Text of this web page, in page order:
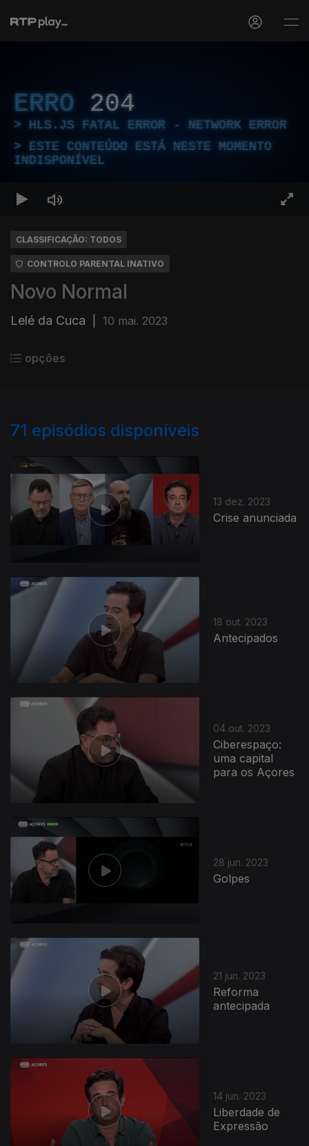
ERRO 204
HLS.JS FATAL ERROR - NETWORK ERROR
ESTE CONTEÚDO ESTÁ NESTE MOMENTO
INDISPONÍVEL
CLASSIFICAÇÃO: TODOS
CONTROLO PARENTAL INATIVO
Novo Normal
Lelé da Cuca 10 mai. 2023
opções
71 episódios disponíveis
13 dez. 2023
Crise anunciada
18 out. 2023
Antecipados
04 out. 2023
Ciberespaço:
uma capital
para os Açores
28 jun. 2023
Golpes
21 jun. 2023
Reforma
antecipada
14 jun. 2023
Liberdade de
Expressão